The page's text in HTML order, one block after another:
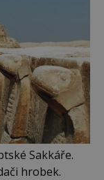
Sakkáře.
hrobek.